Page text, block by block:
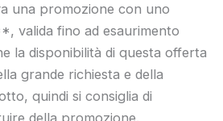
una promozione con uno
valida fino ad esaurimento
la disponibilità di questa offerta
grande richiesta e della
quindi si consiglia di